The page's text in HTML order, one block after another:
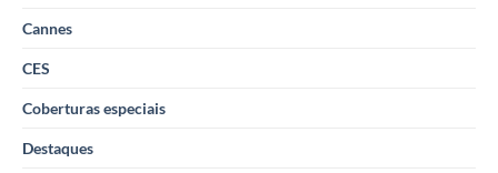
Cannes
CES
Coberturas especiais
Destaques